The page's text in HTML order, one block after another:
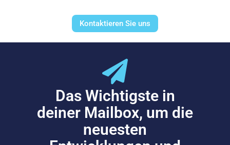
Kontaktieren Sie uns
Das Wichtigste in
deiner Mailbox, um die
neuesten